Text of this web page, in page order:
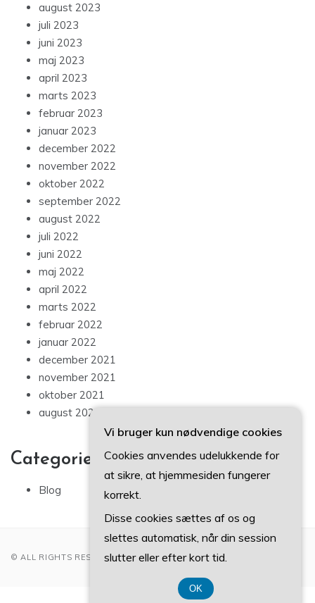
august 2023
juli 2023
juni 2023
maj 2023
april 2023
marts 2023
februar 2023
januar 2023
december 2022
november 2022
oktober 2022
september 2022
august 2022
juli 2022
juni 2022
maj 2022
april 2022
marts 2022
februar 2022
januar 2022
december 2021
november 2021
oktober 2021
august 2021
Categories
Blog
© ALL RIGHTS RESERVED 2022
Vi bruger kun nødvendige cookies
Cookies anvendes udelukkende for
at sikre, at hjemmesiden fungerer
korrekt.
Disse cookies sættes af os og
slettes automatisk, når din session
slutter eller efter kort tid.
OK